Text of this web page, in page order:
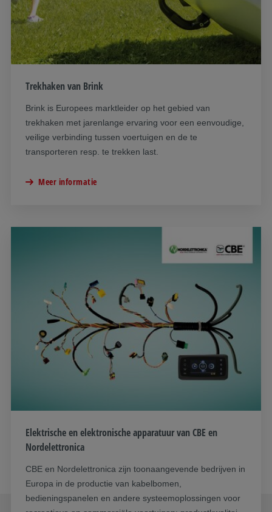
Trekhaken van Brink
Brink is Europees marktleider op het gebied van
trekhaken met jarenlange ervaring voor een eenvoudige,
veilige verbinding tussen voertuigen en de te
transporteren resp. te trekken last.
Meer informatie
Elektrische en elektronische apparatuur van CBE en
Nordelettronica
CBE en Nordelettronica zijn toonaangevende bedrijven in
Europa in de productie van kabelbomen,
bedieningspanelen en andere systeemoplossingen voor